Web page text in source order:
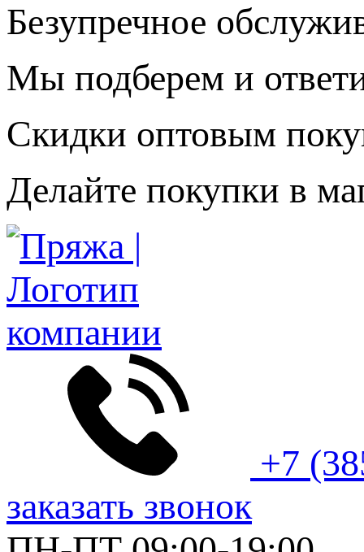
Безупречное
Мы подберем и
Скидки оптовым
Делайте покупки в
+7
заказать звонок